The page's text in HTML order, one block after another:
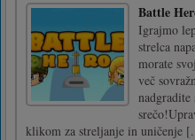
Battle
Igrajmo
strelca
morate
več
klikom za streljanje in uničenje